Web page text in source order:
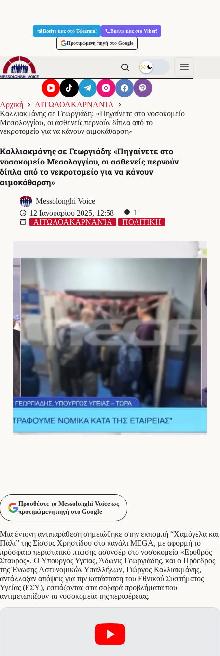
Βρείτε μας στο Telegram! Βρείτε μας στο Viber!
Προτιμώμενη πηγή στο Google
Αρχική
ΑΙΤΩΛΟΑΚΑΡΝΑΝΊΑ
Καλλιακμάνης σε Γεωργιάδη: «Πηγαίνετε στο νοσοκομείο
Μεσολογγίου, οι ασθενείς περνούν δίπλα από το
νεκροτομείο για να κάνουν αιμοκάθαρση»
Καλλιακμάνης σε Γεωργιάδη: «Πηγαίνετε στο
νοσοκομείο Μεσολογγίου, οι ασθενείς περνούν
δίπλα από το νεκροτομείο για να κάνουν
αιμοκάθαρση»
Messolonghi Voice
12 Ιανουαρίου 2025, 12:58
1′
ΑΙΤΩΛΟΑΚΑΡΝΑΝΊΑ
ΠΟΛΙΤΙΚΗ
Προσθέστε το Messolonghi Voice ως
προτιμώμενη πηγή στο Google
Μια έντονη αντιπαράθεση σημειώθηκε στην εκπομπή “Χαμόγελα και
Πάλι” της Σίσσυς Χρηστίδου στο κανάλι MEGA, με αφορμή το
πρόσφατο περιστατικό πτώσης ασανσέρ στο νοσοκομείο «Ερυθρός
Σταυρός». Ο Υπουργός Υγείας, Άδωνις Γεωργιάδης, και ο Πρόεδρος
της Ένωσης Αστυνομικών Υπαλλήλων, Γιώργος Καλλιακμάνης,
αντάλλαξαν απόψεις για την κατάσταση του Εθνικού Συστήματος
Υγείας (ΕΣΥ), εστιάζοντας στα σοβαρά προβλήματα που
αντιμετωπίζουν τα νοσοκομεία της περιφέρειας.